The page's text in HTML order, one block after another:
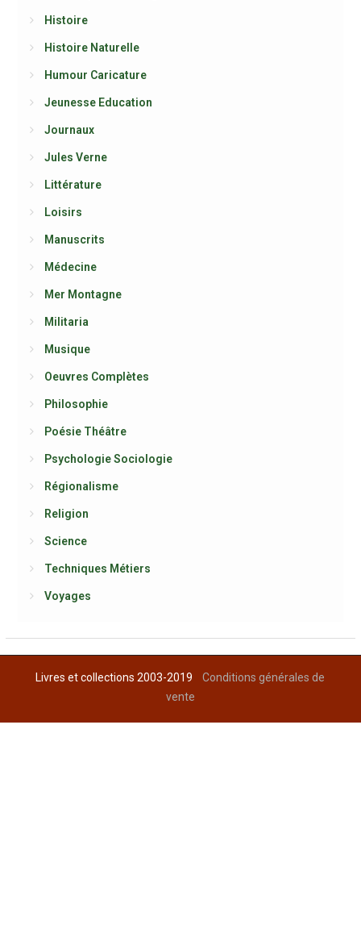
Histoire
Histoire Naturelle
Humour Caricature
Jeunesse Education
Journaux
Jules Verne
Littérature
Loisirs
Manuscrits
Médecine
Mer Montagne
Militaria
Musique
Oeuvres Complètes
Philosophie
Poésie Théâtre
Psychologie Sociologie
Régionalisme
Religion
Science
Techniques Métiers
Voyages
Livres et collections 2003-2019Conditions générales de
vente